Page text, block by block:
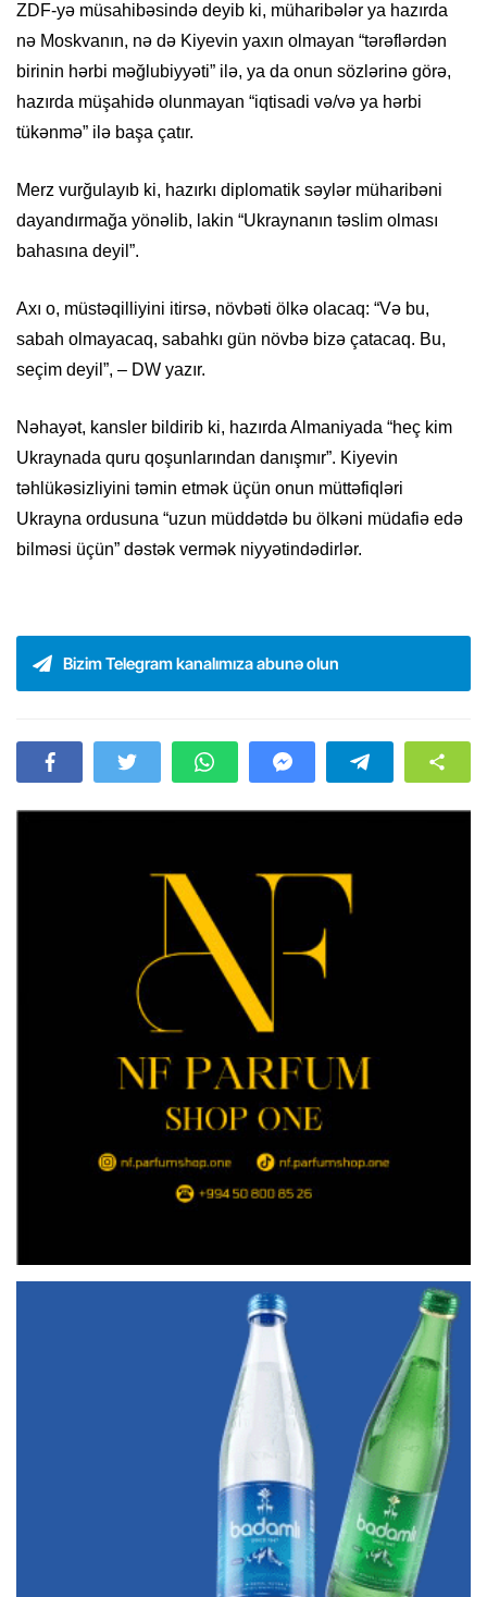
ZDF-yə müsahibəsində deyib ki, müharibələr ya hazırda
nə Moskvanın, nə də Kiyevin yaxın olmayan “tərəflərdən
birinin hərbi məğlubiyyəti” ilə, ya da onun sözlərinə görə,
hazırda müşahidə olunmayan “iqtisadi və/və ya hərbi
tükənmə” ilə başa çatır.
Merz vurğulayıb ki, hazırkı diplomatik səylər müharibəni
dayandırmağa yönəlib, lakin “Ukraynanın təslim olması
bahasına deyil”.
Axı o, müstəqilliyini itirsə, növbəti ölkə olacaq: “Və bu,
sabah olmayacaq, sabahkı gün növbə bizə çatacaq. Bu,
seçim deyil”, – DW yazır.
Nəhayət, kansler bildirib ki, hazırda Almaniyada “heç kim
Ukraynada quru qoşunlarından danışmır”. Kiyevin
təhlükəsizliyini təmin etmək üçün onun müttəfiqləri
Ukrayna ordusuna “uzun müddətdə bu ölkəni müdafiə edə
bilməsi üçün” dəstək vermək niyyətindədirlər.
Bizim Telegram kanalımıza abunə olun